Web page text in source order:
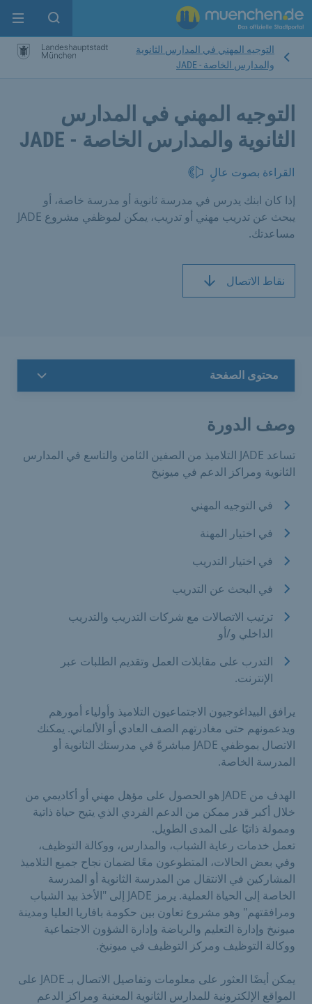
search
التوجيه المهني في المدارس الثانوية
والمدارس الخاصة - JADE
التوجيه المهني في المدارس
الثانوية والمدارس الخاصة - JADE
القراءة بصوت عالٍ
إذا كان ابنك يدرس في مدرسة ثانوية أو مدرسة خاصة، أو
يبحث عن تدريب مهني أو تدريب، يمكن لموظفي مشروع JADE
مساعدتك.
نقاط الاتصال
محتوى الصفحة
وصف الدورة
تساعد JADE التلاميذ من الصفين الثامن والتاسع في المدارس
الثانوية ومراكز الدعم في ميونيخ
في التوجيه المهني
في اختيار المهنة
في اختيار التدريب
في البحث عن التدريب
ترتيب الاتصالات مع شركات التدريب والتدريب
الداخلي و/أو
التدرب على مقابلات العمل وتقديم الطلبات عبر
الإنترنت.
يرافق البيداغوجيون الاجتماعيون التلاميذ وأولياء أمورهم
ويدعمونهم حتى مغادرتهم الصف العادي أو الألماني. يمكنك
الاتصال بموظفي JADE مباشرةً في مدرستك الثانوية أو
المدرسة الخاصة.
الهدف من JADE هو الحصول على مؤهل مهني أو أكاديمي من
خلال أكبر قدر ممكن من الدعم الفردي الذي يتيح حياة ذاتية
وممولة ذاتيًا على المدى الطويل.
تعمل خدمات رعاية الشباب، والمدارس، ووكالة التوظيف،
وفي بعض الحالات، المتطوعون معًا لضمان نجاح جميع التلاميذ
المشاركين في الانتقال من المدرسة الثانوية أو المدرسة
الخاصة إلى الحياة العملية. يرمز JADE إلى "الأخذ بيد الشباب
ومرافقتهم" وهو مشروع تعاون بين حكومة بافاريا العليا ومدينة
ميونيخ وإدارة التعليم والرياضة وإدارة الشؤون الاجتماعية
ووكالة التوظيف ومركز التوظيف في ميونيخ.
يمكن أيضًا العثور على معلومات وتفاصيل الاتصال بـ JADE على
المواقع الإلكترونية للمدارس الثانوية المعنية ومراكز الدعم